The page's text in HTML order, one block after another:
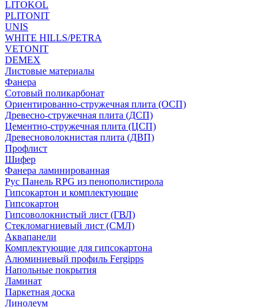
LITOKOL
PLITONIT
UNIS
WHITE HILLS/PETRA
VETONIT
DEMEX
Листовые материалы
Фанера
Сотовый поликарбонат
Ориентированно-стружечная плита (ОСП)
Древесно-стружечная плита (ДСП)
Цементно-стружечная плита (ЦСП)
Древесноволокнистая плита (ДВП)
Профлист
Шифер
Фанера ламинированная
Рус Панель RPG из пенополистирола
Гипсокартон и комплектующие
Гипсокартон
Гипсоволокнистый лист (ГВЛ)
Стекломагниевый лист (СМЛ)
Аквапанели
Комплектующие для гипсокартона
Алюминиевый профиль Fergipps
Напольные покрытия
Ламинат
Паркетная доска
Линолеум